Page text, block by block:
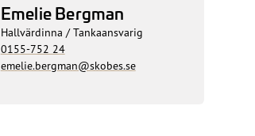
Emelie Bergman
Hallvärdinna / Tankaansvarig
0155-752 24
emelie.bergman@skobes.se